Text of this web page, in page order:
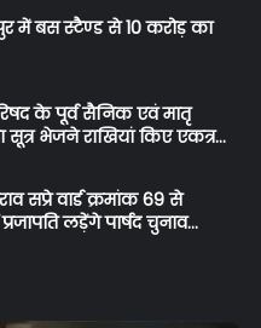
में बस स्टैण्ड से 10 करोड़ का
के पूर्व सैनिक एवं मातृ
सूत्र भेजने राखियां किए एकत्र…
सप्रे वार्ड क्रमांक 69 से
लड़ेंगे पार्षद चुनाव…